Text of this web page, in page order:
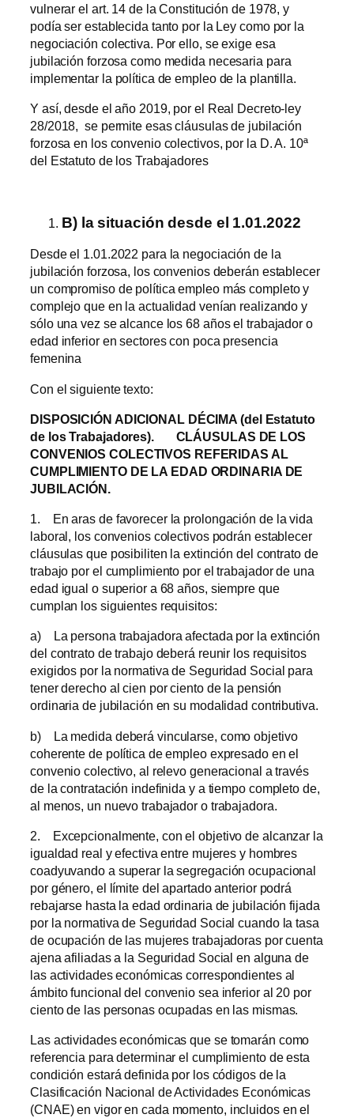
vulnerar el art. 14 de la Constitución de 1978, y
podía ser establecida tanto por la Ley como por la
negociación colectiva. Por ello, se exige esa
jubilación forzosa como medida necesaria para
implementar la política de empleo de la plantilla.
Y así, desde el año 2019, por el Real Decreto-ley
28/2018, se permite esas cláusulas de jubilación
forzosa en los convenio colectivos, por la D. A. 10ª
del Estatuto de los Trabajadores
B) la situación desde el 1.01.2022
Desde el 1.01.2022 para la negociación de la
jubilación forzosa, los convenios deberán establecer
un compromiso de política empleo más completo y
complejo que en la actualidad venían realizando y
sólo una vez se alcance los 68 años el trabajador o
edad inferior en sectores con poca presencia
femenina
Con el siguiente texto:
DISPOSICIÓN ADICIONAL DÉCIMA (del Estatuto
de los Trabajadores).
CLÁUSULAS DE LOS
CONVENIOS COLECTIVOS REFERIDAS AL
CUMPLIMIENTO DE LA EDAD ORDINARIA DE
JUBILACIÓN.
1. En aras de favorecer la prolongación de la vida
laboral, los convenios colectivos podrán establecer
cláusulas que posibiliten la extinción del contrato de
trabajo por el cumplimiento por el trabajador de una
edad igual o superior a 68 años, siempre que
cumplan los siguientes requisitos:
a) La persona trabajadora afectada por la extinción
del contrato de trabajo deberá reunir los requisitos
exigidos por la normativa de Seguridad Social para
tener derecho al cien por ciento de la pensión
ordinaria de jubilación en su modalidad contributiva.
b) La medida deberá vincularse, como objetivo
coherente de política de empleo expresado en el
convenio colectivo, al relevo generacional a través
de la contratación indefinida y a tiempo completo de,
al menos, un nuevo trabajador o trabajadora.
2. Excepcionalmente, con el objetivo de alcanzar la
igualdad real y efectiva entre mujeres y hombres
coadyuvando a superar la segregación ocupacional
por género, el límite del apartado anterior podrá
rebajarse hasta la edad ordinaria de jubilación fijada
por la normativa de Seguridad Social cuando la tasa
de ocupación de las mujeres trabajadoras por cuenta
ajena afiliadas a la Seguridad Social en alguna de
las actividades económicas correspondientes al
ámbito funcional del convenio sea inferior al 20 por
ciento de las personas ocupadas en las mismas.
Las actividades económicas que se tomarán como
referencia para determinar el cumplimiento de esta
condición estará definida por los códigos de la
Clasificación Nacional de Actividades Económicas
(CNAE) en vigor en cada momento, incluidos en el